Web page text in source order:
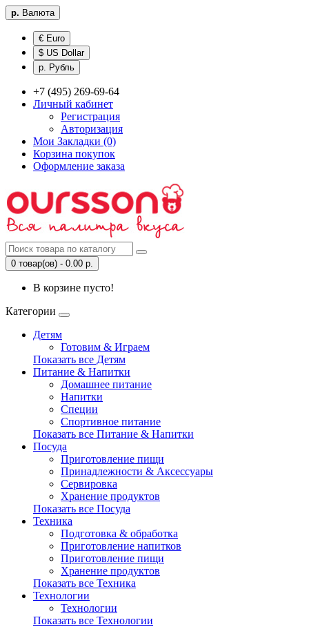
р. Валюта
€ Euro
$ US Dollar
р. Рубль
+7 (495) 269-69-64
Личный кабинет
Регистрация
Авторизация
Мои Закладки (0)
Корзина покупок
Оформление заказа
0 товар(ов) - 0.00 р.
В корзине пусто!
Категории
Детям
Готовим & Играем
Показать все Детям
Питание & Напитки
Домашнее питание
Напитки
Специи
Спортивное питание
Показать все Питание & Напитки
Посуда
Приготовление пищи
Принадлежности & Аксессуары
Сервировка
Хранение продуктов
Показать все Посуда
Техника
Подготовка & обработка
Приготовление напитков
Приготовление пищи
Хранение продуктов
Показать все Техника
Технологии
Технологии
Показать все Технологии